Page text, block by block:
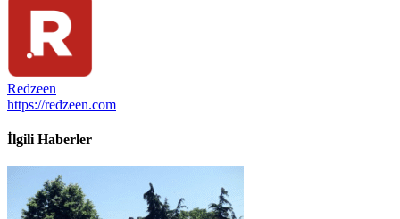
Redzeen
https://redzeen.com
İlgili Haberler